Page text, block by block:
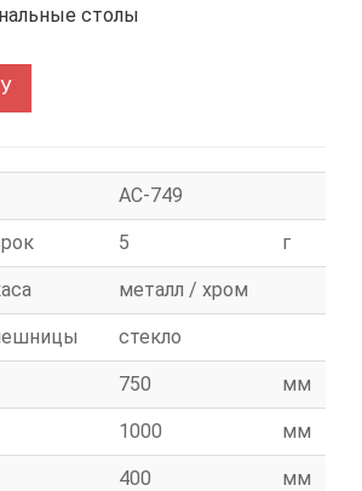
столы
АС-749
5 г
металл / хром
стекло
750 мм
1000 мм
400 мм